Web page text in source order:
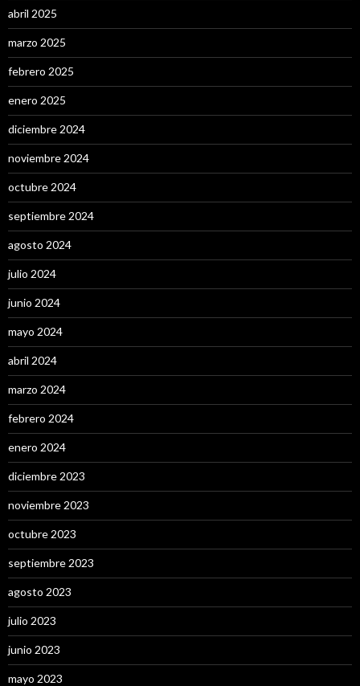
abril 2025
marzo 2025
febrero 2025
enero 2025
diciembre 2024
noviembre 2024
octubre 2024
septiembre 2024
agosto 2024
julio 2024
junio 2024
mayo 2024
abril 2024
marzo 2024
febrero 2024
enero 2024
diciembre 2023
noviembre 2023
octubre 2023
septiembre 2023
agosto 2023
julio 2023
junio 2023
mayo 2023